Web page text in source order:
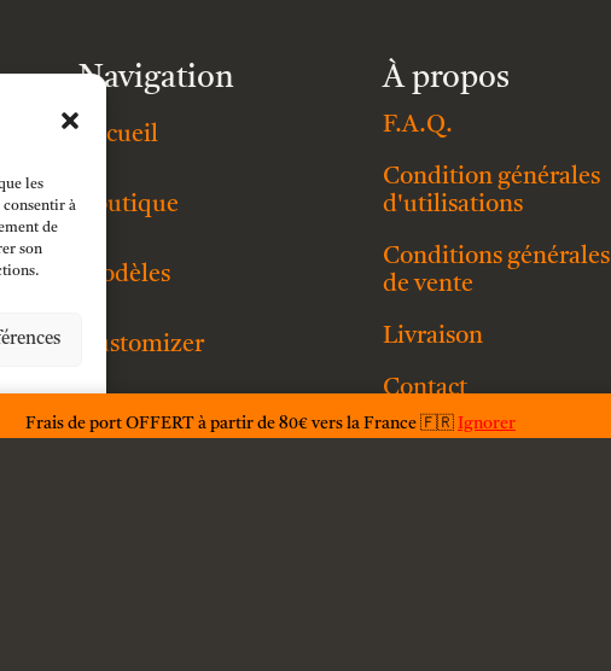
les
consentir à
de
son
Frais de port OFFERT à partir de 80€ vers la France 🇫🇷 Ignorer
Navigation
Accueil
Boutique
Modèles
Customizer
Mon compte
À propos
F.A.Q.
Condition générales
d'utilisations
Conditions générales
de vente
Livraison
Contact
Mention légales